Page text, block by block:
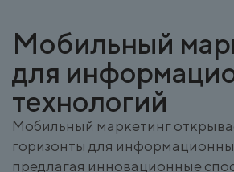
Мобильный
для
технологий
Мобильный маркетинг
горизонты для
предлагая инновационные